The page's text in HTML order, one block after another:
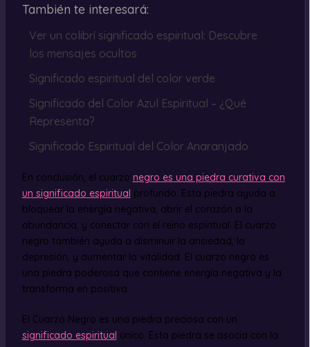
También te interesará:
Ver un colibrí significado espiritual: Descubre
los mensajes ocultos
Significado espiritual del color verde
Significado del Color Azul Espiritual – ¿Qué
Representa?
Significado Espiritual del Color Anaranjado
En conclusión, el cuarzo negro es una piedra curativa con
un significado espiritual profundo. Esta piedra ayuda a
bloquear la energía negativa, abrir el corazón a la
abundancia, y conectar con el reino espiritual. El cuarzo
negro también ayuda a disminuir la ansiedad, la
depresión, y aumentar la vitalidad. El cuarzo negro es
una piedra poderosa que contiene energía negativa y la
transforma en positiva.
El Cuarzo Negro es una piedra preciosa con un
significado espiritual único. Esta piedra se asocia con la